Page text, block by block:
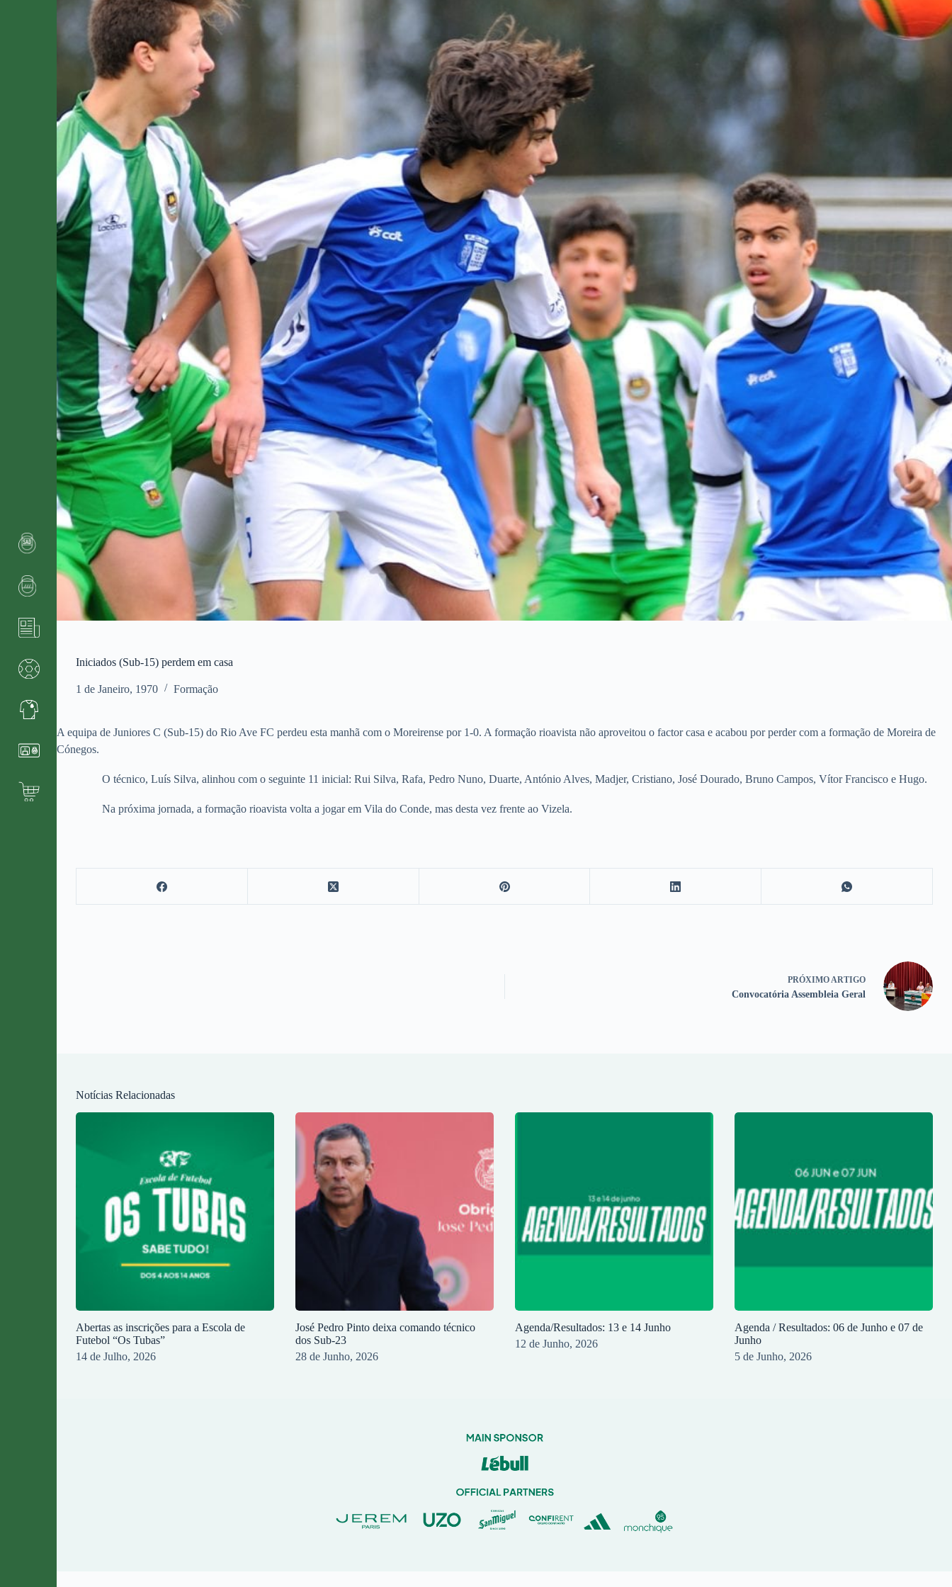
Iniciados (Sub-15) perdem em casa
1 de Janeiro, 1970 Formação
A equipa de Juniores C (Sub-15) do Rio Ave FC perdeu esta manhã com o Moreirense por 1-0. A formação rioavista não aproveitou o factor casa e acabou por perder com a formação de Moreira de
Cónegos.
O técnico, Luís Silva, alinhou com o seguinte 11 inicial: Rui Silva, Rafa, Pedro Nuno, Duarte, António Alves, Madjer, Cristiano, José Dourado, Bruno Campos, Vítor Francisco e Hugo.
Na próxima jornada, a formação rioavista volta a jogar em Vila do Conde, mas desta vez frente ao Vizela.
PRÓXIMO ARTIGO
Convocatória Assembleia Geral
Notícias Relacionadas
Abertas as inscrições para a Escola de
Futebol “Os Tubas”
14 de Julho, 2026
José Pedro Pinto deixa comando técnico
dos Sub-23
28 de Junho, 2026
Agenda/Resultados: 13 e 14 Junho
12 de Junho, 2026
Agenda / Resultados: 06 de Junho e 07 de
Junho
5 de Junho, 2026